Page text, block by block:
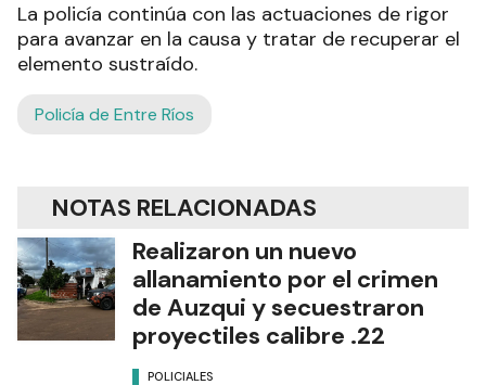
La policía continúa con las actuaciones de rigor
para avanzar en la causa y tratar de recuperar el
elemento sustraído.
Policía de Entre Ríos
NOTAS RELACIONADAS
Realizaron un nuevo
allanamiento por el crimen
de Auzqui y secuestraron
proyectiles calibre .22
POLICIALES